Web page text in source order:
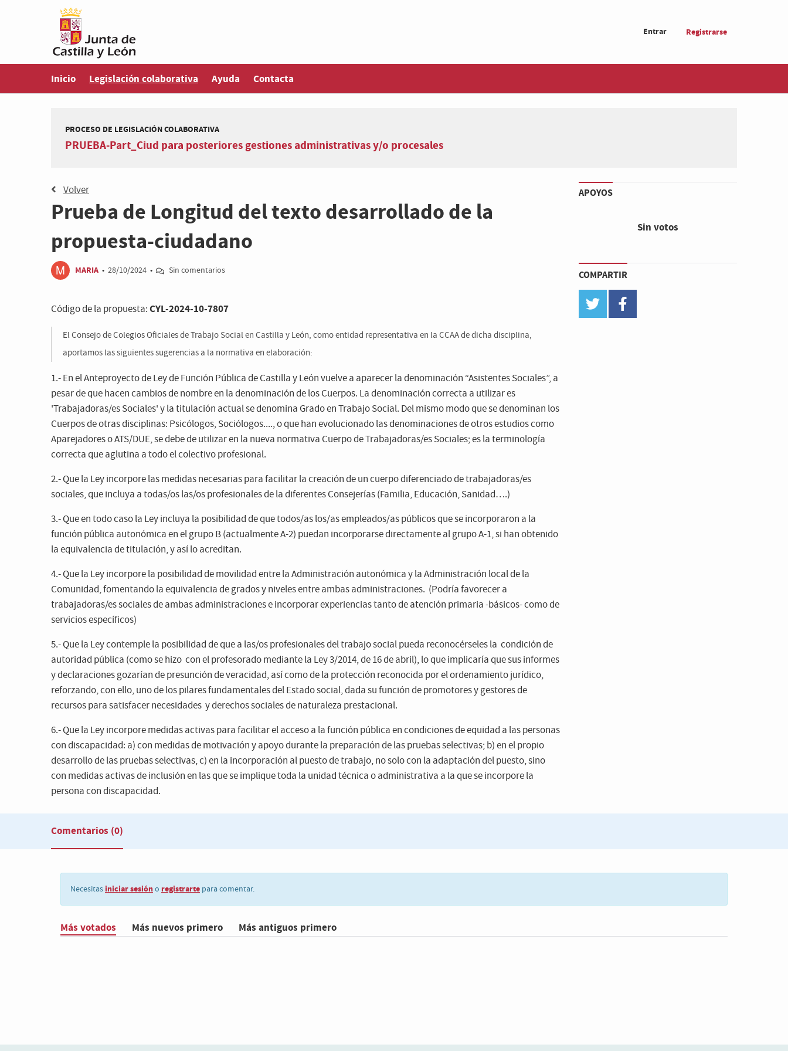
Entrar Registrarse
Inicio
Estás en
Legislación colaborativa Ayuda Contacta
PROCESO DE LEGISLACIÓN COLABORATIVA
PRUEBA-Part_Ciud para posteriores gestiones administrativas y/o procesales
Volver
Prueba de Longitud del texto desarrollado de la
propuesta-ciudadano
MARIA • 28/10/2024 • Sin comentarios
Código de la propuesta:CYL-2024-10-7807
El Consejo de Colegios Oficiales de Trabajo Social en Castilla y León, como entidad representativa en la CCAA de dicha disciplina,
aportamos las siguientes sugerencias a la normativa en elaboración:
1.- En el Anteproyecto de Ley de Función Pública de Castilla y León vuelve a aparecer la denominación “Asistentes Sociales”, a
pesar de que hacen cambios de nombre en la denominación de los Cuerpos. La denominación correcta a utilizar es
'Trabajadoras/es Sociales' y la titulación actual se denomina Grado en Trabajo Social. Del mismo modo que se denominan los
Cuerpos de otras disciplinas: Psicólogos, Sociólogos...., o que han evolucionado las denominaciones de otros estudios como
Aparejadores o ATS/DUE, se debe de utilizar en la nueva normativa Cuerpo de Trabajadoras/es Sociales; es la terminología
correcta que aglutina a todo el colectivo profesional.
2.- Que la Ley incorpore las medidas necesarias para facilitar la creación de un cuerpo diferenciado de trabajadoras/es
sociales, que incluya a todas/os las/os profesionales de la diferentes Consejerías (Familia, Educación, Sanidad….)
3.- Que en todo caso la Ley incluya la posibilidad de que todos/as los/as empleados/as públicos que se incorporaron a la
función pública autonómica en el grupo B (actualmente A-2) puedan incorporarse directamente al grupo A-1, si han obtenido
la equivalencia de titulación, y así lo acreditan.
4.- Que la Ley incorpore la posibilidad de movilidad entre la Administración autonómica y la Administración local de la
Comunidad, fomentando la equivalencia de grados y niveles entre ambas administraciones. (Podría favorecer a
trabajadoras/es sociales de ambas administraciones e incorporar experiencias tanto de atención primaria -básicos- como de
servicios específicos)
5.- Que la Ley contemple la posibilidad de que a las/os profesionales del trabajo social pueda reconocérseles la condición de
autoridad pública (como se hizo con el profesorado mediante la Ley 3/2014, de 16 de abril), lo que implicaría que sus informes
y declaraciones gozarían de presunción de veracidad, así como de la protección reconocida por el ordenamiento jurídico,
reforzando, con ello, uno de los pilares fundamentales del Estado social, dada su función de promotores y gestores de
recursos para satisfacer necesidades y derechos sociales de naturaleza prestacional.
6.- Que la Ley incorpore medidas activas para facilitar el acceso a la función pública en condiciones de equidad a las personas
con discapacidad: a) con medidas de motivación y apoyo durante la preparación de las pruebas selectivas; b) en el propio
desarrollo de las pruebas selectivas, c) en la incorporación al puesto de trabajo, no solo con la adaptación del puesto, sino
con medidas activas de inclusión en las que se implique toda la unidad técnica o administrativa a la que se incorpore la
persona con discapacidad.
APOYOS
Sin votos
COMPARTIR
twitter
Comentarios (0)
Necesitas iniciar sesióno registrarte para comentar.
Más votados Más nuevos primero Más antiguos primero